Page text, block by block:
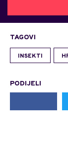
TAGOVI
INSEKTI
PODIJELI